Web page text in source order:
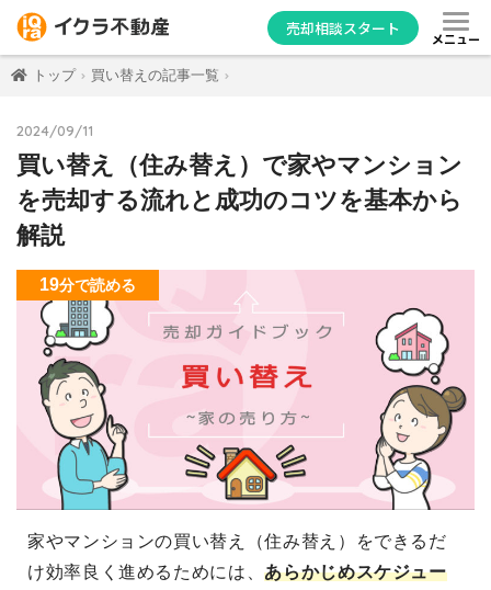
売却相談スタート
メニュー
トップ 買い替えの記事一覧
2024/09/11
買い替え（住み替え）で家やマンション
を売却する流れと成功のコツを基本から
解説
19分で読める
家やマンションの買い替え（住み替え）をできるだ
け効率良く進めるためには、あらかじめスケジュー